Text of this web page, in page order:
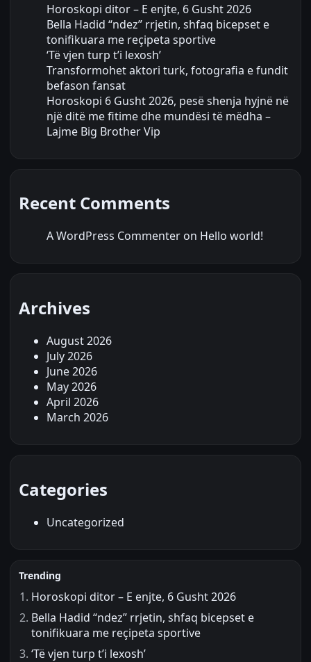
Horoskopi ditor – E enjte, 6 Gusht 2026
Bella Hadid “ndez” rrjetin, shfaq bicepset e
tonifikuara me reçipeta sportive
‘Të vjen turp t’i lexosh’
Transformohet aktori turk, fotografia e fundit
befason fansat
Horoskopi 6 Gusht 2026, pesë shenja hyjnë në
një ditë me fitime dhe mundësi të mëdha –
Lajme Big Brother Vip
Recent Comments
A WordPress Commenter on Hello world!
Archives
August 2026
July 2026
June 2026
May 2026
April 2026
March 2026
Categories
Uncategorized
Trending
Horoskopi ditor – E enjte, 6 Gusht 2026
Bella Hadid “ndez” rrjetin, shfaq bicepset e
tonifikuara me reçipeta sportive
‘Të vjen turp t’i lexosh’